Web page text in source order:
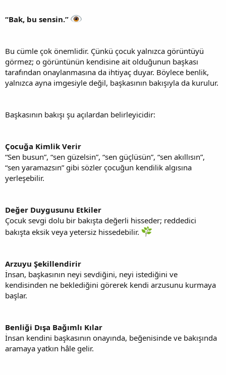
“Bak, bu sensin.”
Bu cümle çok önemlidir. Çünkü çocuk yalnızca görüntüyü
görmez; o görüntünün kendisine ait olduğunun başkası
tarafından onaylanmasına da ihtiyaç duyar. Böylece benlik,
yalnızca ayna imgesiyle değil, başkasının bakışıyla da kurulur.
Başkasının bakışı şu açılardan belirleyicidir:
Çocuğa Kimlik Verir
“Sen busun”, “sen güzelsin”, “sen güçlüsün”, “sen akıllısın”,
“sen yaramazsın” gibi sözler çocuğun kendilik algısına
yerleşebilir.
Değer Duygusunu Etkiler
Çocuk sevgi dolu bir bakışta değerli hisseder; reddedici
bakışta eksik veya yetersiz hissedebilir.
Arzuyu Şekillendirir
İnsan, başkasının neyi sevdiğini, neyi istediğini ve
kendisinden ne beklediğini görerek kendi arzusunu kurmaya
başlar.
Benliği Dışa Bağımlı Kılar
İnsan kendini başkasının onayında, beğenisinde ve bakışında
aramaya yatkın hâle gelir.